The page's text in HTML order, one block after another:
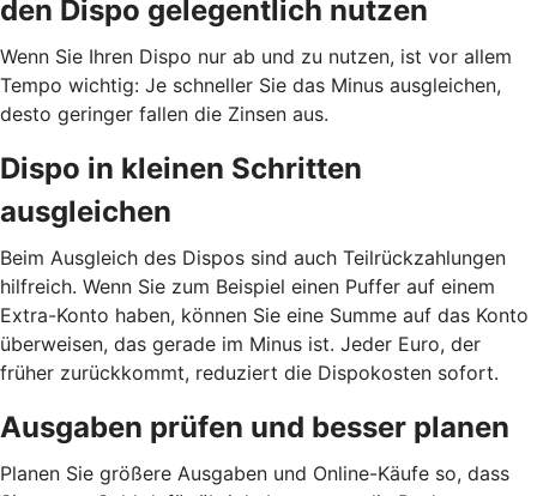
den Dispo gelegentlich nutzen
Wenn Sie Ihren Dispo nur ab und zu nutzen, ist vor allem
Tempo wichtig: Je schneller Sie das Minus ausgleichen,
desto geringer fallen die Zinsen aus.
Dispo in kleinen Schritten
ausgleichen
Beim Ausgleich des Dispos sind auch Teilrückzahlungen
hilfreich. Wenn Sie zum Beispiel einen Puffer auf einem
Extra-Konto haben, können Sie eine Summe auf das Konto
überweisen, das gerade im Minus ist. Jeder Euro, der
früher zurückkommt, reduziert die Dispokosten sofort.
Ausgaben prüfen und besser planen
Planen Sie größere Ausgaben und Online-Käufe so, dass